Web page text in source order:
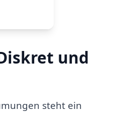
und
steht ein